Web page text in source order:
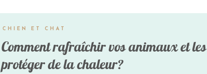
CHIEN ET CHAT
Comment rafraîchir vos animaux et les
protéger de la chaleur?